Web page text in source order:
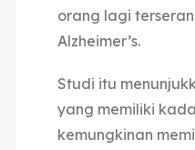
orang lagi
Alzheimer’s.
Studi itu
yang memiliki
kemungkinan